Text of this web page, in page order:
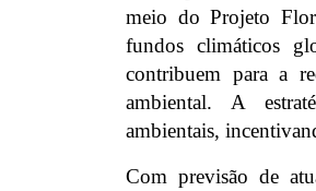
meio do Projeto
fundos climáticos
contribuem para a
ambiental. A
ambientais,
Com previsão de